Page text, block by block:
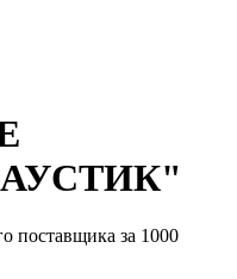
поставщика за 1000